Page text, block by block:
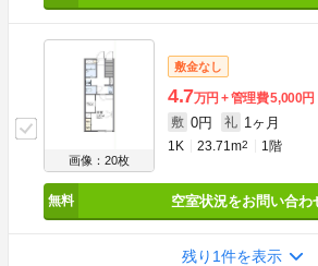
画像：20枚
敷金なし
4.7万円 管理費5,000円
敷 0円 礼 1ヶ月
1K 23.71m2 1階
空室状況をお問い合わ
残り1件を表示